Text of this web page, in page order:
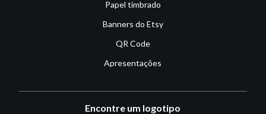
Papel timbrado
Banners do Etsy
QR Code
Apresentações
Encontre um logotipo